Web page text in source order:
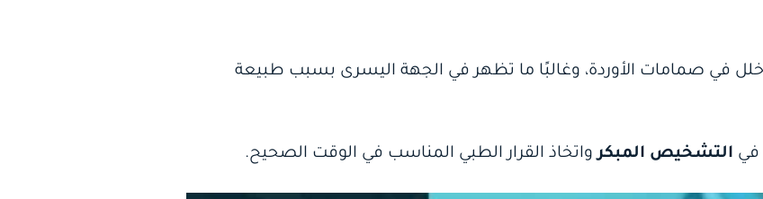
في صمامات الأوردة، وغالبًا ما تظهر في الجهة اليسرى بسبب طبيعة
في التشخيص المبكرواتخاذ القرار الطبي المناسب في الوقت الصحيح.